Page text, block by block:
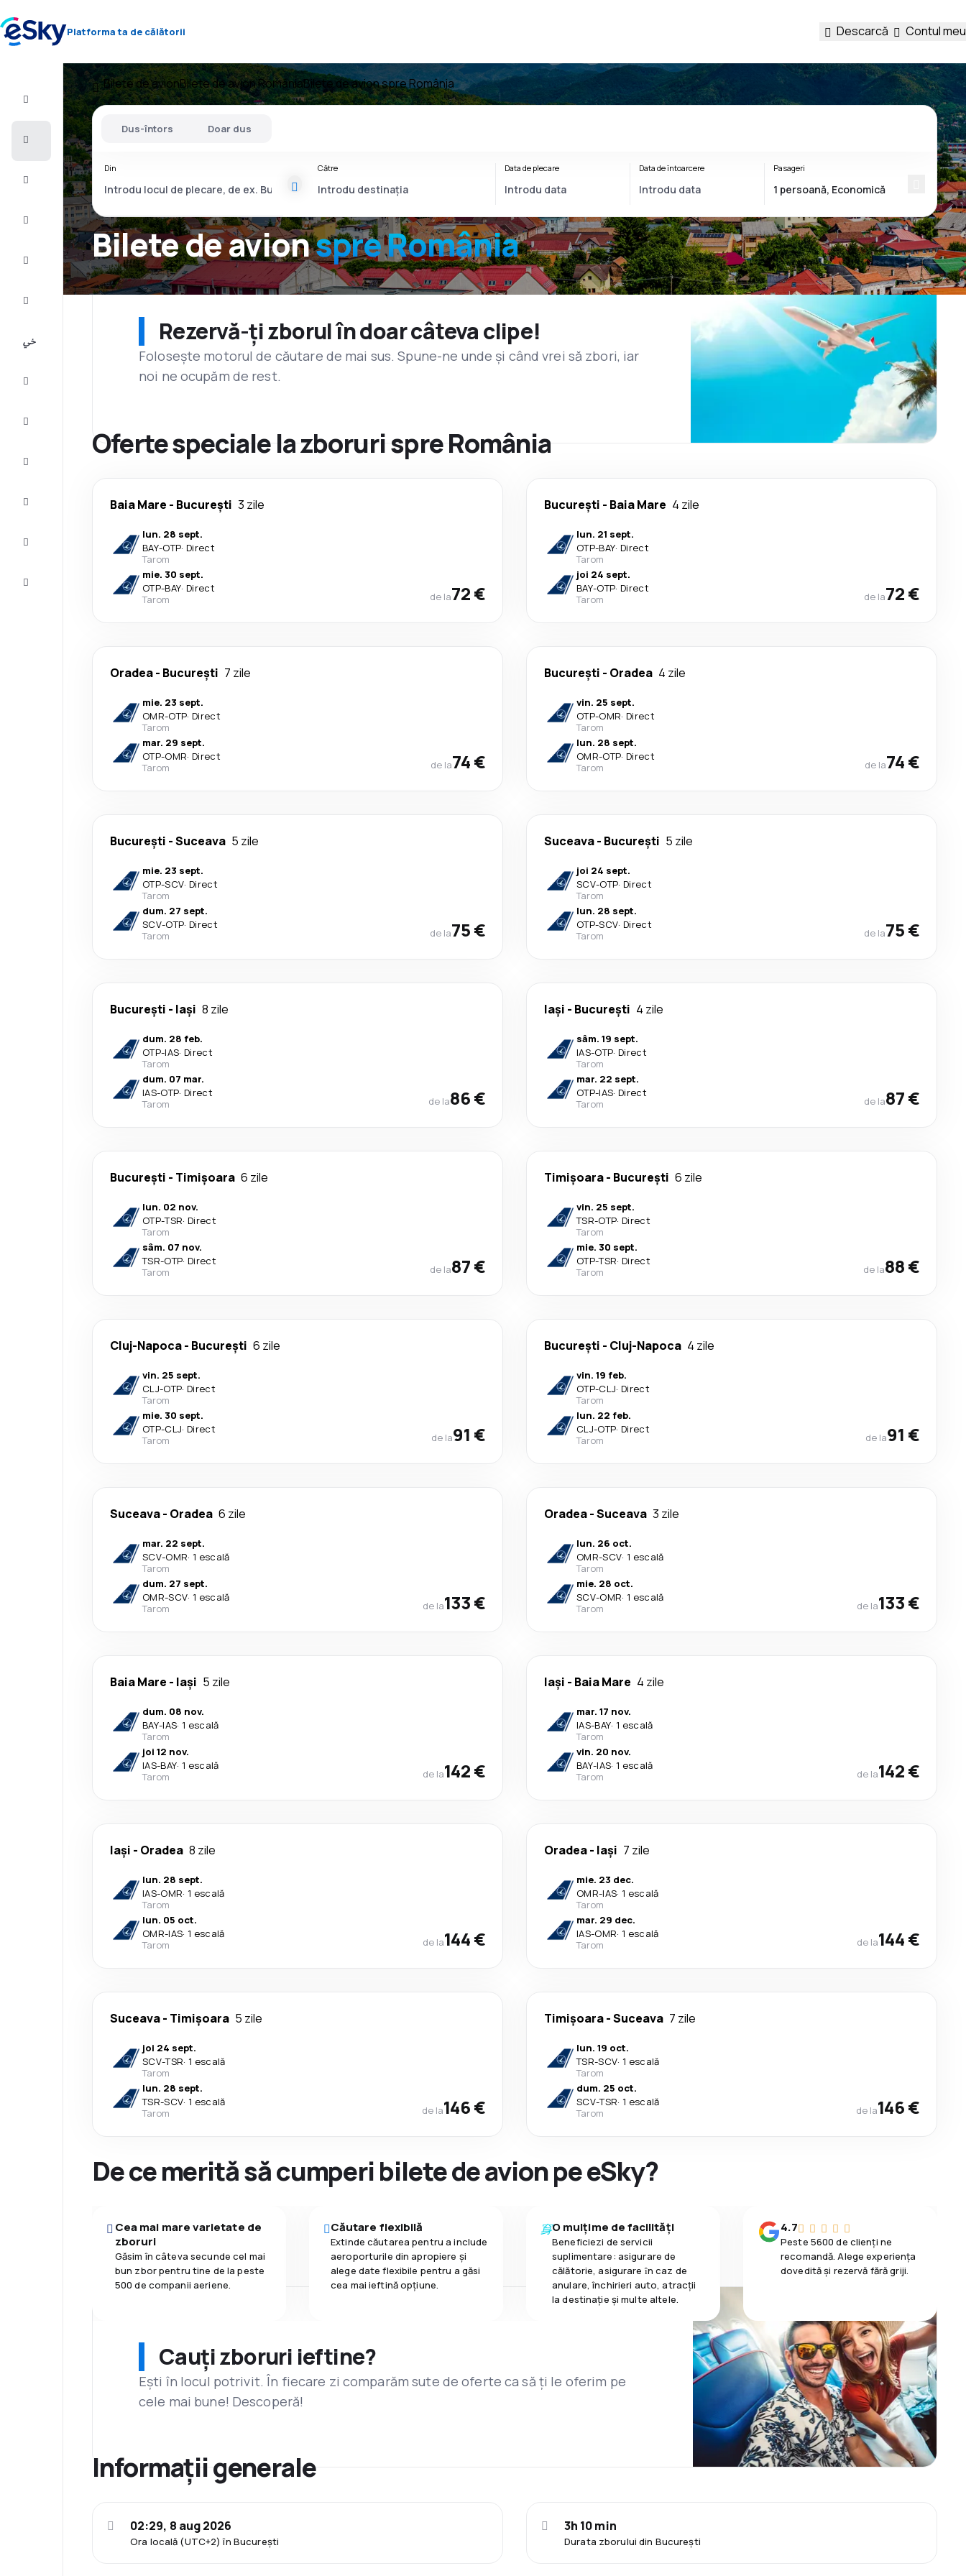
Platforma ta de călătorii Descarcă Contul meu
Zbor+Hotel
Vacanţe
2026/27
Bilete de avionBilete de avion RomâniaBilete de avion spre România
Bilete de avionspre România
Dus-întors Doar dus
Din Către Data de plecare Data de întoarcere Pasageri
Rezervă-ți zborul în doar câteva clipe!
Folosește motorul de căutare de mai sus. Spune-ne unde și când vrei să zbori, iar
noi ne ocupăm de rest.
Oferte speciale la zboruri spre România
Baia Mare - București 3 zile
lun. 28 sept.
BAY-OTP· Direct
Tarom
mie. 30 sept.
OTP-BAY· Direct
Tarom
de la72 €
București - Baia Mare 4 zile
lun. 21 sept.
OTP-BAY· Direct
Tarom
joi 24 sept.
BAY-OTP· Direct
Tarom
de la72 €
Oradea- București 7 zile
mie. 23 sept.
OMR-OTP· Direct
Tarom
mar. 29 sept.
OTP-OMR· Direct
Tarom
de la74 €
București - Oradea 4 zile
vin. 25 sept.
OTP-OMR· Direct
Tarom
lun. 28 sept.
OMR-OTP· Direct
Tarom
de la74 €
București -Suceava 5 zile
mie. 23 sept.
OTP-SCV· Direct
Tarom
dum. 27 sept.
SCV-OTP· Direct
Tarom
de la75 €
Suceava- București 5 zile
joi 24 sept.
SCV-OTP· Direct
Tarom
lun. 28 sept.
OTP-SCV· Direct
Tarom
de la75 €
București - Iași 8 zile
dum. 28 feb.
OTP-IAS· Direct
Tarom
dum. 07 mar.
IAS-OTP· Direct
Tarom
de la86 €
Iași - București 4 zile
sâm. 19 sept.
IAS-OTP· Direct
Tarom
mar. 22 sept.
OTP-IAS· Direct
Tarom
de la87 €
București - Timișoara 6 zile
lun. 02 nov.
OTP-TSR· Direct
Tarom
sâm. 07 nov.
TSR-OTP· Direct
Tarom
de la87 €
Timișoara- București 6 zile
vin. 25 sept.
TSR-OTP· Direct
Tarom
mie. 30 sept.
OTP-TSR· Direct
Tarom
de la88 €
Cluj-Napoca- București 6 zile
vin. 25 sept.
CLJ-OTP· Direct
Tarom
mie. 30 sept.
OTP-CLJ· Direct
Tarom
de la91 €
București - Cluj-Napoca 4 zile
vin. 19 feb.
OTP-CLJ· Direct
Tarom
lun. 22 feb.
CLJ-OTP· Direct
Tarom
de la91 €
Suceava- Oradea 6 zile
mar. 22 sept.
SCV-OMR· 1 escală
Tarom
dum. 27 sept.
OMR-SCV· 1 escală
Tarom
de la133 €
Oradea-Suceava 3 zile
lun. 26 oct.
OMR-SCV· 1 escală
Tarom
mie. 28 oct.
SCV-OMR· 1 escală
Tarom
de la133 €
Baia Mare - Iași 5 zile
dum. 08 nov.
BAY-IAS· 1 escală
Tarom
joi 12 nov.
IAS-BAY· 1 escală
Tarom
de la142 €
Iași - Baia Mare 4 zile
mar. 17 nov.
IAS-BAY· 1 escală
Tarom
vin. 20 nov.
BAY-IAS· 1 escală
Tarom
de la142 €
Iași - Oradea 8 zile
lun. 28 sept.
IAS-OMR· 1 escală
Tarom
lun. 05 oct.
OMR-IAS· 1 escală
Tarom
de la144 €
Oradea- Iași 7 zile
mie. 23 dec.
OMR-IAS· 1 escală
Tarom
mar. 29 dec.
IAS-OMR· 1 escală
Tarom
de la144 €
Suceava- Timișoara 5 zile
joi 24 sept.
SCV-TSR· 1 escală
Tarom
lun. 28 sept.
TSR-SCV· 1 escală
Tarom
de la146 €
Timișoara-Suceava 7 zile
lun. 19 oct.
TSR-SCV· 1 escală
Tarom
dum. 25 oct.
SCV-TSR· 1 escală
Tarom
de la146 €
De ce merită să cumperi bilete de avion pe eSky?
Cea mai mare varietate de
zboruri
Găsim în câteva secunde cel mai
bun zbor pentru tine de la peste
500 de companii aeriene.
Căutare flexibilă
Extinde căutarea pentru a include
aeroporturile din apropiere și
alege date flexibile pentru a găsi
cea mai ieftină opțiune.
O mulțime de facilități
Beneficiezi de servicii
suplimentare: asigurare de
călătorie, asigurare ȋn caz de
anulare, închirieri auto, atracții
la destinaţie și multe altele.
4.7
Peste 5600 de clienți ne
recomandă. Alege experiența
dovedită și rezervă fără griji.
Cauți zboruri ieftine?
Ești în locul potrivit. În fiecare zi comparăm sute de oferte ca să ți le oferim pe
cele mai bune! Descoperă!
Informații generale
Ora locală (UTC+2) în București
02:29, 8 aug 2026
Durata zborului din București
3h 10 min